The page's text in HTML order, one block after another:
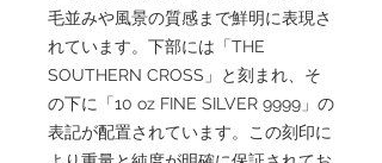
毛並みや風景の質感まで鮮明に表現さ
れています。下部には「THE
SOUTHERN CROSS」と刻まれ、そ
の下に「10 oz FINE SILVER 9999」の
表記が配置されています。この刻印に